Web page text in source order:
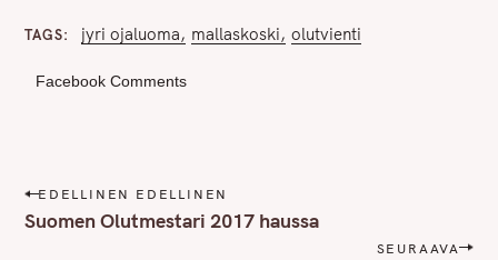
TAGS jyri ojaluoma mallaskoski olutvienti
Facebook Comments
P
o
EDELLINEN EDELLINEN
Suomen Olutmestari 2017 haussa
SEURAAVA